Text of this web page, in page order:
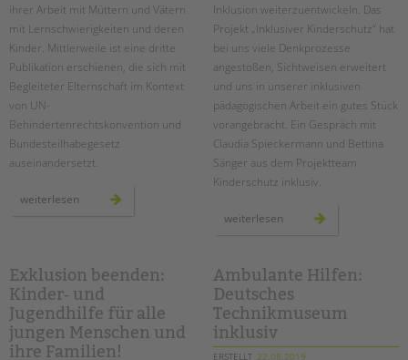
ihrer Arbeit mit Müttern und Vätern
mit Lernschwierigkeiten und deren
Kinder. Mittlerweile ist eine dritte
Publikation erschienen, die sich mit
Begleiteter Elternschaft im Kontext
von UN-
Behindertenrechtskonvention und
Bundesteilhabegesetz
auseinandersetzt.
weiterlesen
handreichung
Inklusion weiterzuentwickeln. Das
Projekt „Inklusiver Kinderschutz“ hat
bei uns viele Denkprozesse
angestoßen, Sichtweisen erweitert
und uns in unserer inklusiven
pädagogischen Arbeit ein gutes Stück
vorangebracht. Ein Gespräch mit
Claudia Spieckermann und Bettina
Sänger aus dem Projektteam
Kinderschutz inklusiv.
weiterlesen
Exklusion beenden:
Kinder‐ und
Jugendhilfe für alle
jungen Menschen und
ihre Familien!
Ambulante Hilfen:
Deutsches
Technikmuseum
inklusiv
ERSTELLT 22.08.2019